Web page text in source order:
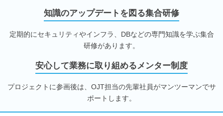
知識のアップデートを図る集合研修
定期的にセキュリティやインフラ、DBなどの専門知識を学ぶ集合
研修があります。
安心して業務に取り組めるメンター制度
プロジェクトに参画後は、OJT担当の先輩社員がマンツーマンでサ
ポートします。